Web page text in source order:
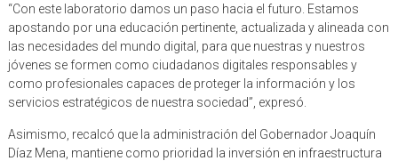
“Con este laboratorio damos un paso hacia el futuro. Estamos
apostando por una educación pertinente, actualizada y alineada con
las necesidades del mundo digital, para que nuestras y nuestros
jóvenes se formen como ciudadanos digitales responsables y
como profesionales capaces de proteger la información y los
servicios estratégicos de nuestra sociedad”, expresó.
Asimismo, recalcó que la administración del Gobernador Joaquín
Díaz Mena, mantiene como prioridad la inversión en infraestructura